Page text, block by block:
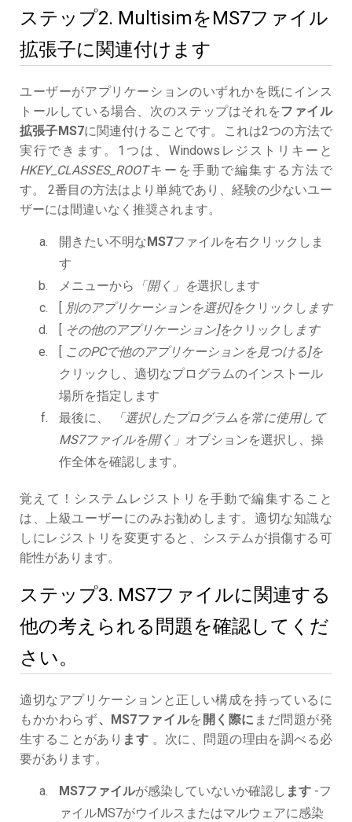
ステップ2. MultisimをMS7ファイル
拡張子に関連付けます
ユーザーがアプリケーションのいずれかを既にインス
トールしている場合、次のステップはそれをファイル
拡張子MS7に関連付けることです。これは2つの方法で
実行できます。1つは、Windowsレジストリキーと
HKEY_CLASSES_ROOTキーを手動で編集する方法で
す。 2番目の方法はより単純であり、経験の少ないユー
ザーには間違いなく推奨されます。
開きたい不明なMS7ファイルを右クリックしま
す
メニューから
「開く」を選択します
[ 別のアプリケーションを選択]をクリックし ます
[ その他のアプリケーション]をクリックし ます
[ このPCで他のアプリケーションを見つける]を
クリックし、適切なプログラムのインストール
場所を指定します
最後に、
「選択したプログラムを常に使用して
MS7ファイルを開く」 オプションを選択し、操
作全体を確認します。
覚えて！システムレジストリを手動で編集すること
は、上級ユーザーにのみお勧めします。適切な知識な
しにレジストリを変更すると、システムが損傷する可
能性があります。
ステップ3. MS7ファイルに関連する
他の考えられる問題を確認してくだ
さい。
適切なアプリケーションと正しい構成を持っているに
もかかわらず、MS7ファイルを 開く際に まだ問題が発
生することがあり ます 。次に、問題の理由を調べる必
要があります。
MS7ファイルが感染していないか確認し ます -フ
ァイルMS7がウイルスまたはマルウェアに感染